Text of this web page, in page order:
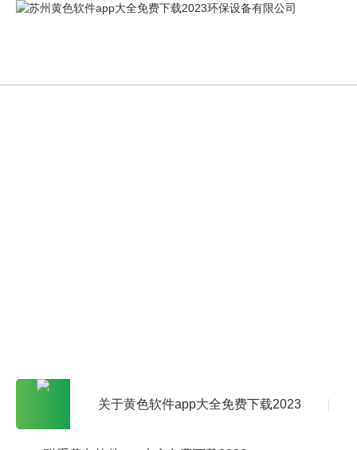
关于黄色软件app大全免费下载2023